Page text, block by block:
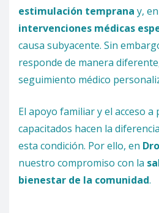
estimulación temprana y,
intervenciones médicas
causa subyacente. Sin
responde de manera
seguimiento médico
El apoyo familiar y el acceso
capacitados hacen la
esta condición. Por ello, en
nuestro compromiso con la
bienestar de la comunidad.